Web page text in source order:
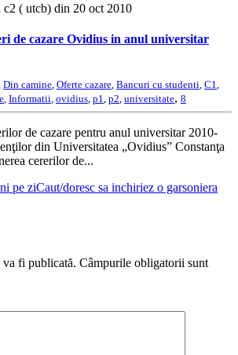
c2 ( utcb) din 20 oct 2010
de cazare Ovidius in anul universitar
Din camine, Oferte cazare, Bancuri cu studenti, C1,
, Informatii, ovidius, p1, p2, universitate, 8
de cazare pentru anul universitar 2010-
din Universitatea „Ovidius” Constanţa
cererilor de...
pe ziCaut/doresc sa inchiriez o garsoniera
va fi publicată. Câmpurile obligatorii sunt